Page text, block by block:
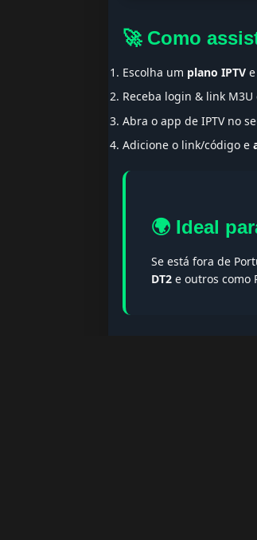
🚀 Como
Escolha um plano IPTV
Receba login & link
Abra o app de IPTV no
Adicione o link/código e
🌍 Ideal
Se está fora de
DT2 e outros como